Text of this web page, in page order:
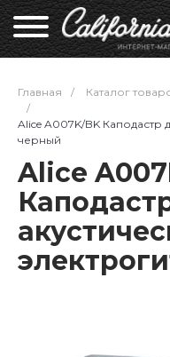
Главная / Каталог
/
Alice A007K/BK Каподастр
черный
Alice